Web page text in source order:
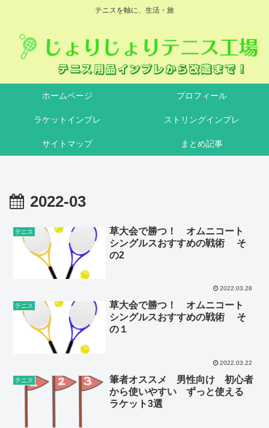
テニスを軸に、生活・旅
ホームページ プロフィール
ラケットインプレ ストリングインプレ
サイトマップ まとめ記事
2022-03
テニス
草大会で勝つ！ オムニコート
シングルスおすすめの戦術 そ
の2
2022.03.28
テニス
草大会で勝つ！ オムニコート
シングルスおすすめの戦術 そ
の１
2022.03.22
テニス
筆者オススメ 男性向け 初心者
から使いやすい ずっと使える
ラケット3選